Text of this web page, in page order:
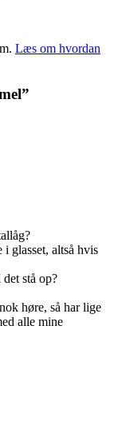
Læs om hvordan
glasset, altså hvis
stå op?
høre, så har lige
alle mine